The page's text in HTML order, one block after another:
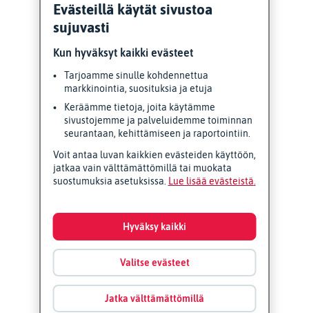
Evästeillä käytät sivustoa
sujuvasti
Kun hyväksyt kaikki evästeet
Tarjoamme sinulle kohdennettua
markkinointia, suosituksia ja etuja
Keräämme tietoja, joita käytämme
sivustojemme ja palveluidemme toiminnan
seurantaan, kehittämiseen ja raportointiin.
Voit antaa luvan kaikkien evästeiden käyttöön,
jatkaa vain välttämättömillä tai muokata
suostumuksia asetuksissa. Lue lisää evästeistä
Valitse evästeet
Jatka välttämättömillä
Hyväksy kaikki